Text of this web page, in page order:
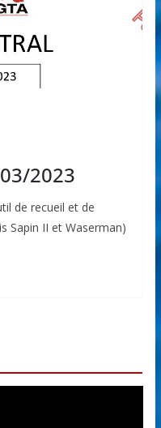
2023
de recueil et de
Sapin II et Waserman)